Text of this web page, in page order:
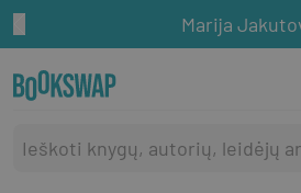
Marija